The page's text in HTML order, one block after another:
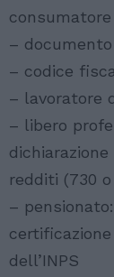
–
– codice
– lavoratore
– libero
dichiarazione
redditi (730
–
certificazione
dell’INPS